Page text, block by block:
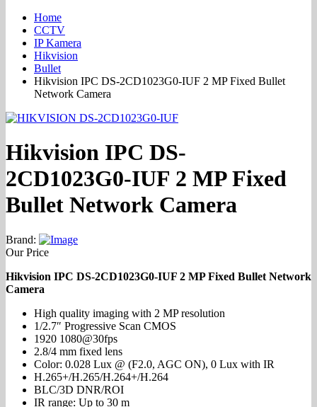
Home
CCTV
IP Kamera
Hikvision
Bullet
Hikvision IPC DS-2CD1023G0-IUF 2 MP Fixed Bullet
Network Camera
Hikvision IPC DS-
2CD1023G0-IUF 2 MP Fixed
Bullet Network Camera
Brand:
Our Price
Hikvision IPC DS-2CD1023G0-IUF 2 MP Fixed Bullet Network
Camera
High quality imaging with 2 MP resolution
1/2.7″ Progressive Scan CMOS
1920 1080@30fps
2.8/4 mm fixed lens
Color: 0.028 Lux @ (F2.0, AGC ON), 0 Lux with IR
H.265+/H.265/H.264+/H.264
BLC/3D DNR/ROI
IR range: Up to 30 m